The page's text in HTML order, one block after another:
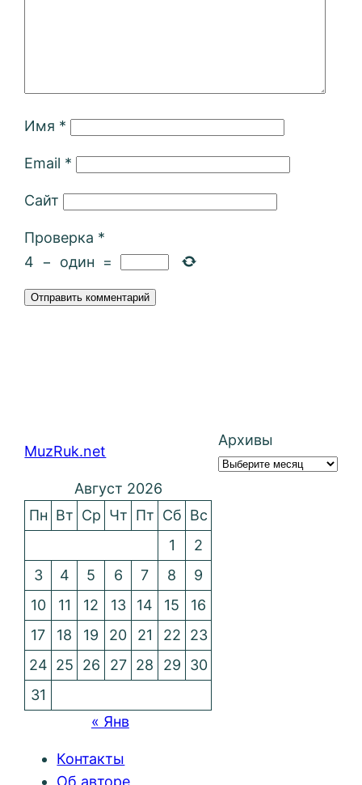
Имя *
Email *
Сайт
Проверка *
4 − один =
MuzRuk.net
Архивы
Август 2026
Пн Вт Ср Чт Пт Сб Вс
1
2
3
4 5 6 7 8
9
10
11 12 13 14 15
16
17
18 19 20 21 22
23
24 25 26 27 28 29
30
31
« Янв
Контакты